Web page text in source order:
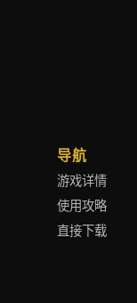
导航
游戏详情
使用攻略
直接下载